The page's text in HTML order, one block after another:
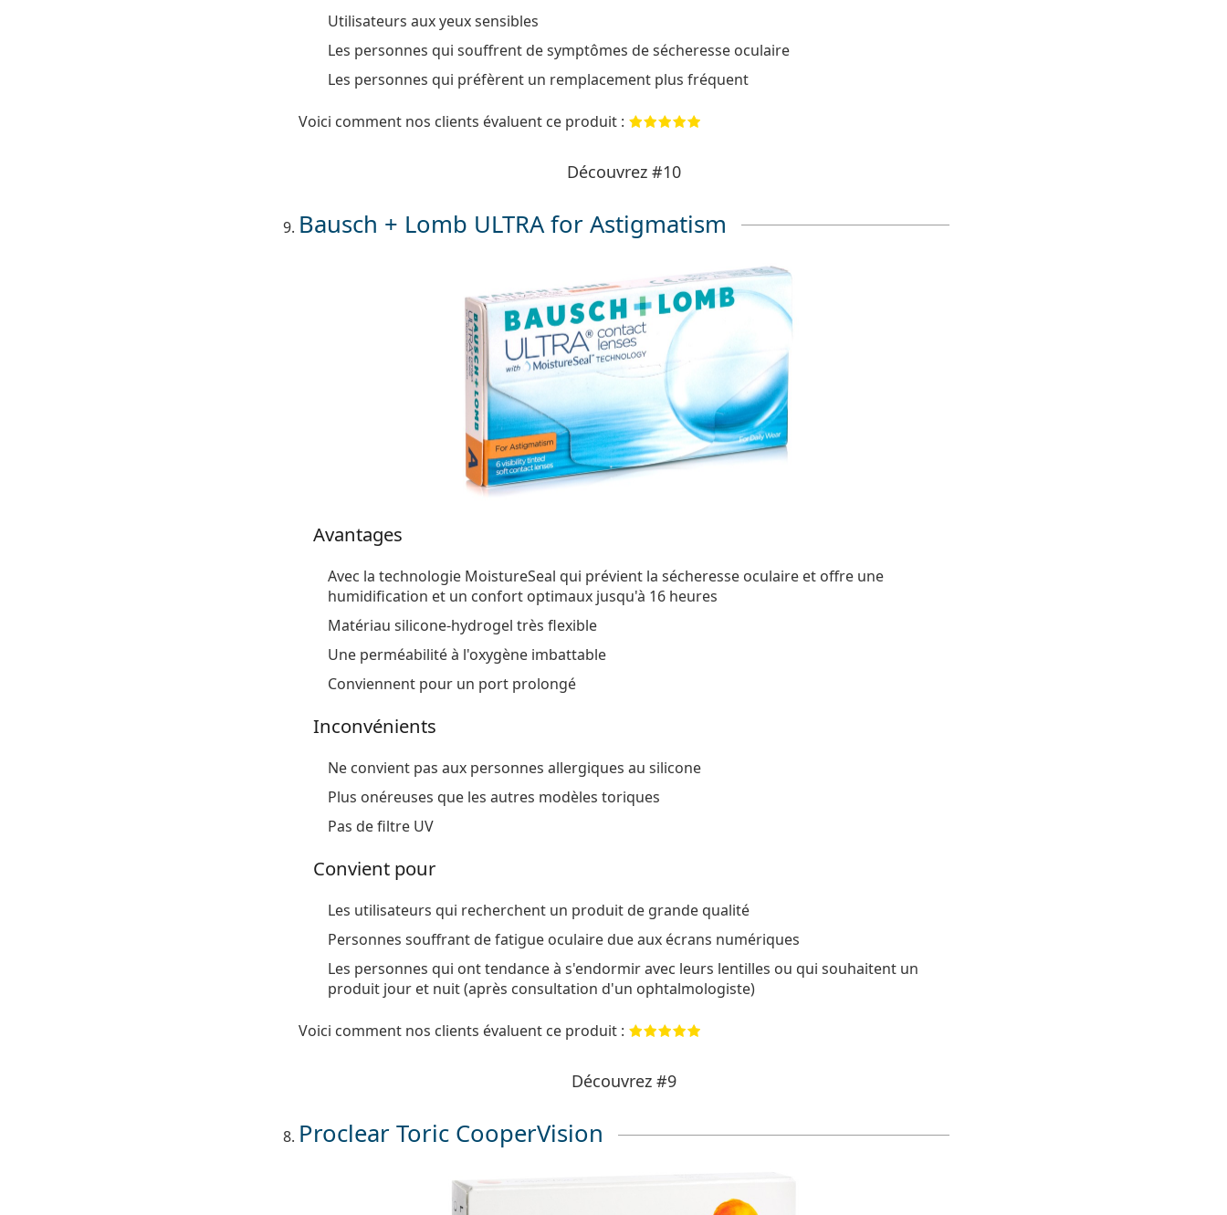
Proclear Toric CooperVision
Bausch + Lomb ULTRA for Astigmatism
Avantages
Avec la technologie MoistureSeal qui prévient la sécheresse oculaire et offre une
humidification et un confort optimaux jusqu'à 16 heures
Matériau silicone-hydrogel très flexible
Une perméabilité à l'oxygène imbattable
Conviennent pour un port prolongé
Inconvénients
Ne convient pas aux personnes allergiques au silicone
Plus onéreuses que les autres modèles toriques
Pas de filtre UV
Convient pour
Les utilisateurs qui recherchent un produit de grande qualité
Personnes souffrant de fatigue oculaire due aux écrans numériques
Les personnes qui ont tendance à s'endormir avec leurs lentilles ou qui souhaitent un
produit jour et nuit (après consultation d'un ophtalmologiste)
Voici comment nos clients évaluent ce produit :
Découvrez #9
Utilisateurs aux yeux sensibles
Les personnes qui souffrent de symptômes de sécheresse oculaire
Les personnes qui préfèrent un remplacement plus fréquent
Voici comment nos clients évaluent ce produit :
Découvrez #10